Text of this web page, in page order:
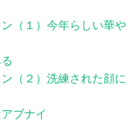
（１）今年らしい華や
（２）洗練された顔に
ブナイ